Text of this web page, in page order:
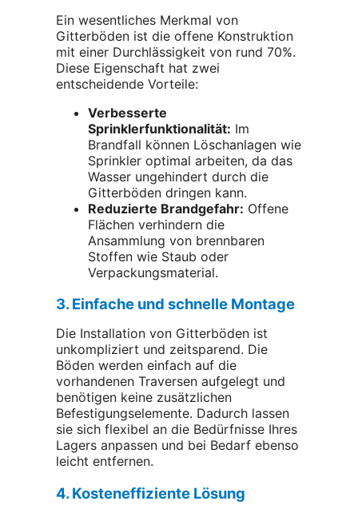
Ein wesentliches Merkmal von
Gitterböden ist die offene Konstruktion
mit einer Durchlässigkeit von rund 70%.
Diese Eigenschaft hat zwei
entscheidende Vorteile:
Verbesserte
Sprinklerfunktionalität: Im
Brandfall können Löschanlagen wie
Sprinkler optimal arbeiten, da das
Wasser ungehindert durch die
Gitterböden dringen kann.
Reduzierte Brandgefahr: Offene
Flächen verhindern die
Ansammlung von brennbaren
Stoffen wie Staub oder
Verpackungsmaterial.
3. Einfache und schnelle Montage
Die Installation von Gitterböden ist
unkompliziert und zeitsparend. Die
Böden werden einfach auf die
vorhandenen Traversen aufgelegt und
benötigen keine zusätzlichen
Befestigungselemente. Dadurch lassen
sie sich flexibel an die Bedürfnisse Ihres
Lagers anpassen und bei Bedarf ebenso
leicht entfernen.
4. Kosteneffiziente Lösung